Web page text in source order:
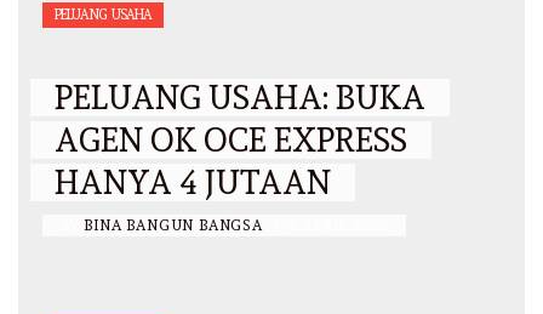
PELUANG USAHA
PELUANG USAHA: BUKA
AGEN OK OCE EXPRESS
HANYA 4 JUTAAN
BINA BANGUN BANGSA